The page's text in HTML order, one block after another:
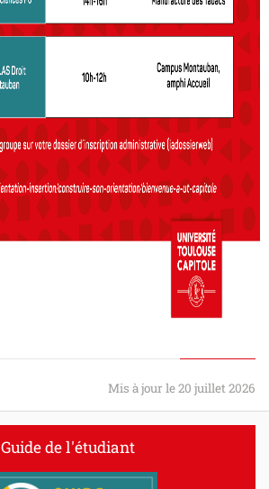
Mis à jour le 20 juillet 2026
Guide de l'étudiant